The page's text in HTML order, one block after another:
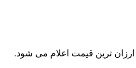
ترین قیمت اعلام می شود.